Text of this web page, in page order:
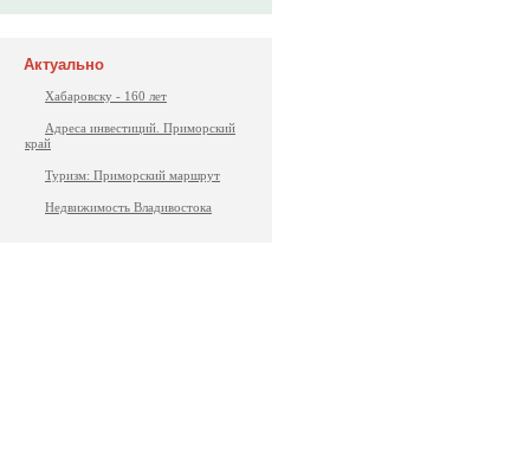
Актуально
Хабаровску - 160 лет
Адреса инвестиций. Приморский
край
Туризм: Приморский маршрут
Недвижимость Владивостока